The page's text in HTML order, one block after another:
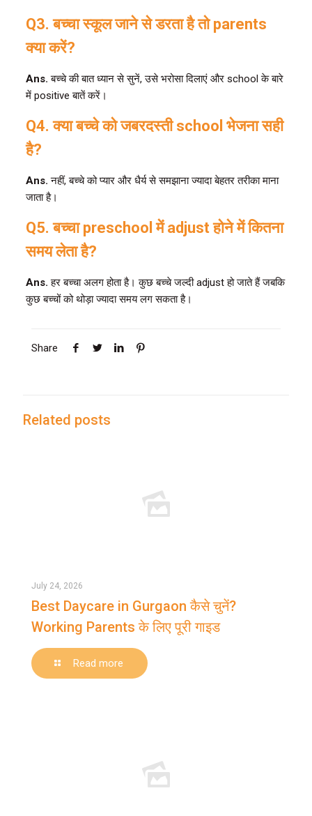
Q3. बच्चा स्कूल जाने से डरता है तो parents
क्या करें?
Ans. बच्चे की बात ध्यान से सुनें, उसे भरोसा दिलाएं और school के बारे
में positive बातें करें।
Q4. क्या बच्चे को जबरदस्ती school भेजना सही
है?
Ans. नहीं, बच्चे को प्यार और धैर्य से समझाना ज्यादा बेहतर तरीका माना
जाता है।
Q5. बच्चा preschool में adjust होने में कितना
समय लेता है?
Ans. हर बच्चा अलग होता है। कुछ बच्चे जल्दी adjust हो जाते हैं जबकि
कुछ बच्चों को थोड़ा ज्यादा समय लग सकता है।
Share
Related posts
July 24, 2026
Best Daycare in Gurgaon कैसे चुनें?
Working Parents के लिए पूरी गाइड
Read more
Best
Working